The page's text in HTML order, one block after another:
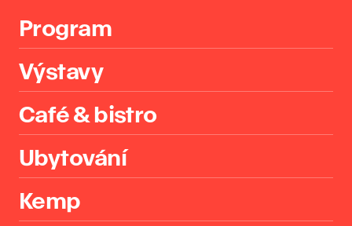
Program
Výstavy
Café & bistro
Ubytování
Kemp